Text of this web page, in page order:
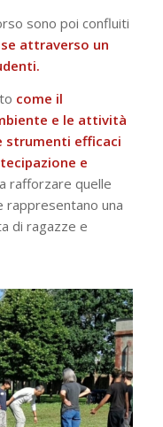
sono poi confluiti
attraverso un
come il
e le attività
strumenti efficaci
e
rafforzare quelle
rappresentano una
di ragazze e